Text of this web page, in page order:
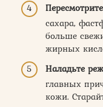
сахара,
больше
жирных
Наладьте
главных
кожи.